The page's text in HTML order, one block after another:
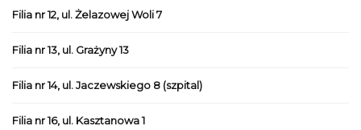
Filia nr 12, ul. Żelazowej Woli 7
Filia nr 13, ul. Grażyny 13
Filia nr 14, ul. Jaczewskiego 8 (szpital)
Filia nr 16, ul. Kasztanowa 1